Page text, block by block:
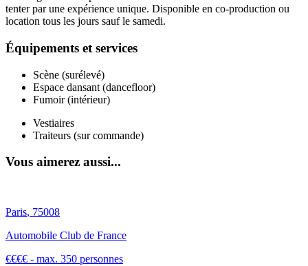
tenter par une expérience unique. Disponible en co-production ou
location tous les jours sauf le samedi.
Équipements et services
Scène (surélevé)
Espace dansant (dancefloor)
Fumoir (intérieur)
Vestiaires
Traiteurs (sur commande)
Vous aimerez aussi...
Paris, 75008
Automobile Club de France
€€€€ - max. 350 personnes